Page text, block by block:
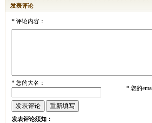
发表评论
*评论内容：
*您的大名：
*您的
发表评论须知：